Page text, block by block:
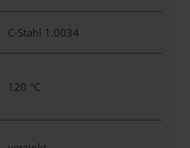
C-Stahl 1.0034
120 °C